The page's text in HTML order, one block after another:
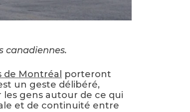
canadiennes.
Montréal
porteront
un geste délibéré,
les gens autour de ce qui
et de continuité entre